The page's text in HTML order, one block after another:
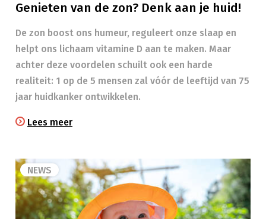
Genieten van de zon? Denk aan je huid!
​​De zon boost ons humeur, reguleert onze slaap en
helpt ons lichaam vitamine D aan te maken. Maar
achter deze voordelen schuilt ook een harde
realiteit: 1 op de 5 mensen zal vóór de leeftijd van 75
jaar huidkanker ontwikkelen.
Lees meer
NEWS